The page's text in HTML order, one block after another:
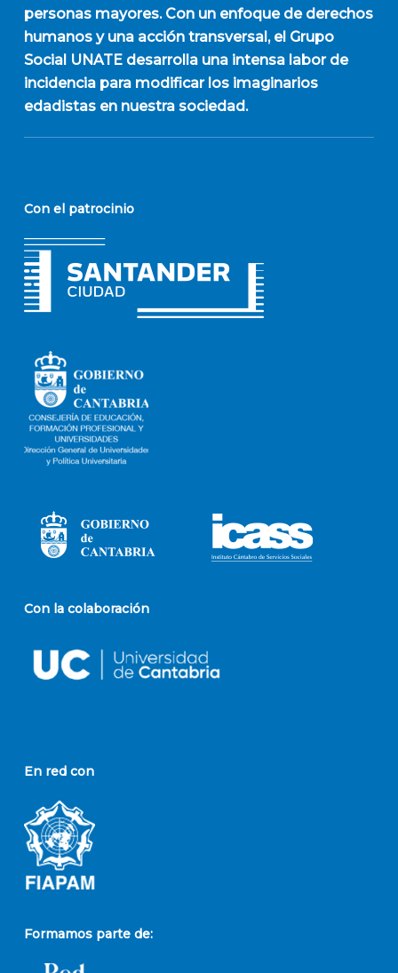
personas mayores. Con un enfoque de derechos
humanos y una acción transversal, el Grupo
Social UNATE desarrolla una intensa labor de
incidencia para modificar los imaginarios
edadistas en nuestra sociedad.
Con el patrocinio
Con la colaboración
En red con
Formamos parte de: